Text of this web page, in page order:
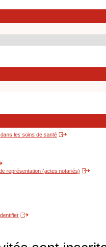
les soins de santé
représentation (actes notariés)